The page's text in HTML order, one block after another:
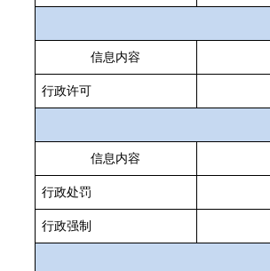
信息内容
行政许可
信息内容
行政处罚
行政强制